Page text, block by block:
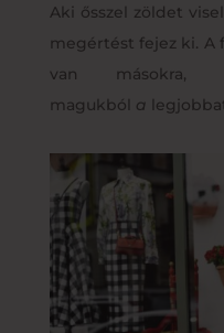
Aki ősszel zöldet
megértést fejez ki. A
van másokra,
magukból a